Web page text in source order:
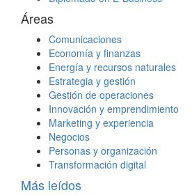
Áreas
Comunicaciones
Economía y finanzas
Energía y recursos naturales
Estrategia y gestión
Gestión de operaciones
Innovación y emprendimiento
Marketing y experiencia
Negocios
Personas y organización
Transformación digital
Más leídos